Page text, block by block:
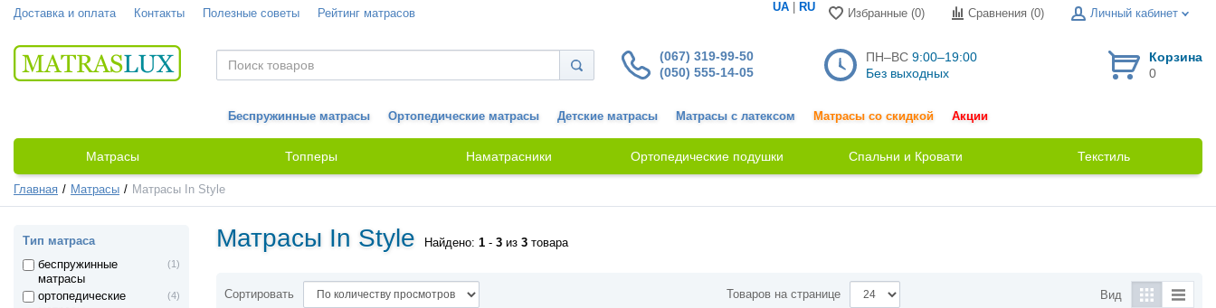
Доставка и оплата Контакты Полезные советы Рейтинг матрасов UA RU Избранные (0) Сравнения (0) Личный кабинет
(067) 319-99-50
(050) 555-14-05
ПН–ВС 9:00–19:00
Без выходных
Корзина
0
Беспружинные матрасы Ортопедические матрасы Детские матрасы Матрасы с латексом Матрасы со скидкой Акции
Матрасы Топперы Наматрасники Ортопедические подушки Спальни и Кровати Текстиль
Главная Матрасы Матрасы In Style
Тип матраса
беспружинные
матрасы
(1)
ортопедические
(4)
Матрасы In Style Найдено: 1 - 3 из 3 товара
Сортировать Товаров на странице Вид